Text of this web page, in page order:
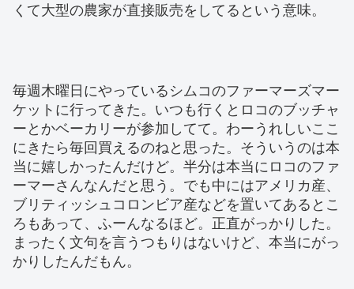
くて大型の農家が直接販売をしてるという意味。
毎週木曜日にやっているシムコのファーマーズマー
ケットに行ってきた。いつも行くとロコのブッチャ
ーとかベーカリーが参加してて。わーうれしいここ
にきたら毎回買えるのねと思った。そういうのは本
当に嬉しかったんだけど。半分は本当にロコのファ
ーマーさんなんだと思う。でも中にはアメリカ産、
ブリティッシュコロンビア産などを置いてあるとこ
ろもあって、ふーんなるほど。正直がっかりした。
まったく文句を言うつもりはないけど、本当にがっ
かりしたんだもん。